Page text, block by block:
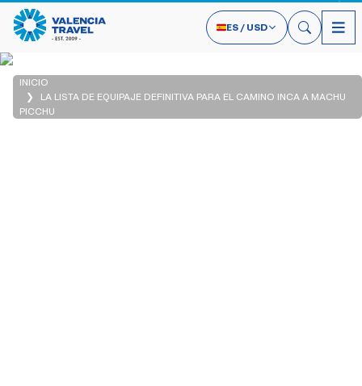
ES / USD
INICIO
LA LISTA DE EQUIPAJE DEFINITIVA PARA EL CAMINO INCA A MACHU
PICCHU